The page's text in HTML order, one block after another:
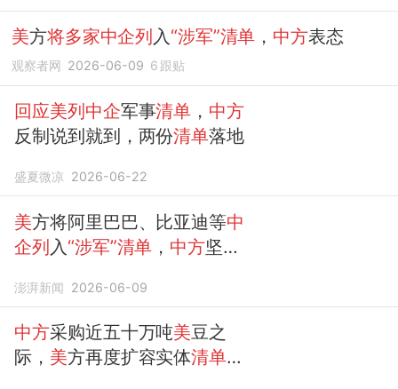
美方将多家中企列 入 “涉军”清单 ， 中方表态
观察者网 2026-06-09 6 跟贴
回应美列中企军事清单 ， 中方
反制说到就到，两份清单落地
盛夏微凉 2026-06-22
美方将阿里巴巴、比亚迪等中
企列 入 “涉军”清单 ， 中方坚决
澎湃新闻 2026-06-09
中方采购近五十万吨美豆之
际， 美方再度扩容实体清单打